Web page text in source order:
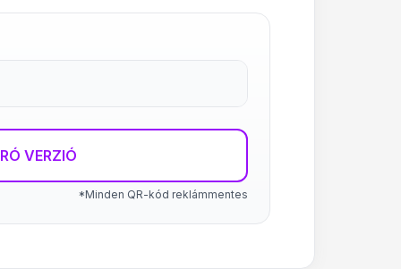
VERZIÓ
*Minden QR-kód reklámmentes